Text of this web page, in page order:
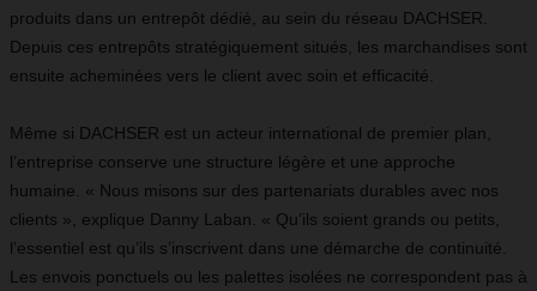
produits dans un entrepôt dédié, au sein du réseau DACHSER.
Depuis ces entrepôts stratégiquement situés, les marchandises sont
ensuite acheminées vers le client avec soin et efficacité.
Même si DACHSER est un acteur international de premier plan,
l’entreprise conserve une structure légère et une approche
humaine. « Nous misons sur des partenariats durables avec nos
clients », explique Danny Laban. « Qu’ils soient grands ou petits,
l’essentiel est qu’ils s’inscrivent dans une démarche de continuité.
Les envois ponctuels ou les palettes isolées ne correspondent pas à